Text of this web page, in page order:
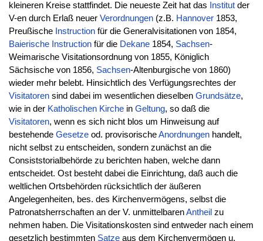
kleineren Kreise stattfindet. Die neueste Zeit hat das
Institutder
V-en durch Erlaß neuer Verordnungen(z.B. Hannover1853,
Preußische Instructionfür die Generalvisitationen von 1854,
Baierische Instructionfür die Dekane1854, Sachsen-
Weimarische Visitationsordnung von 1855, Königlich
Sächsische von 1856, Sachsen-Altenburgische von 1860)
wieder mehr belebt. Hinsichtlich des Verfügungsrechtes der
Visitatorensind dabei im wesentlichen dieselben Grundsätze,
wie in der Katholischen Kirchein Geltung, so daß die
Visitatoren, wenn es sich nicht blos um Hinweisung auf
bestehende Gesetzeod. provisorischeAnordnungenhandelt,
nicht selbst zu entscheiden, sondern zunächst an die
Consiststorialbehörde zu berichten haben, welche dann
entscheidet. Ost besteht dabei die Einrichtung, daß auch die
weltlichen Ortsbehörden rücksichtlich der äußeren
Angelegenheiten, bes. des Kirchenvermögens, selbst die
Patronatsherrschaften an der V. unmittelbarenAntheil zu
nehmen haben. Die Visitationskosten sind entweder nach einem
gesetzlich bestimmten Satzeaus dem Kirchenvermögen u.